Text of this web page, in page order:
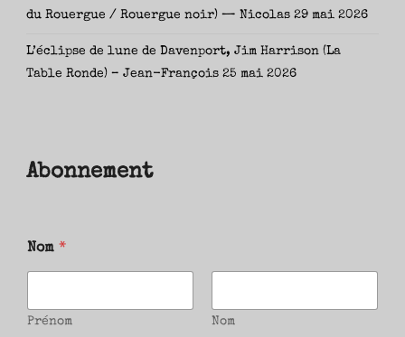
du Rouergue / Rouergue noir) — Nicolas 29 mai 2026
L’éclipse de lune de Davenport, Jim Harrison (La
Table Ronde) – Jean-François 25 mai 2026
Abonnement
Nom *
Prénom Nom